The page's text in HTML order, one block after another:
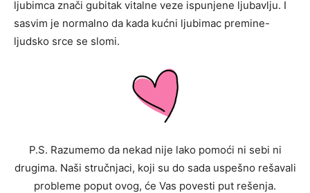
ljubimca znači gubitak vitalne veze ispunjene ljubavlju. I
sasvim je normalno da kada kućni ljubimac premine-
ljudsko srce se slomi.
P.S. Razumemo da nekad nije lako pomoći ni sebi ni
drugima. Naši stručnjaci, koji su do sada uspešno rešavali
probleme poput ovog, će Vas povesti put rešenja.